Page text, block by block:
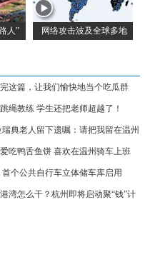
人” 网络攻击波及全球多地
这篇，让我们愉快地当个吃瓜群
绳教练 学生还把老师超越了！
典老人留下遗嘱：请把我留在温州
吃鸭舌鱼饼 喜欢在温州骑车上班
个公共自行车立体储车库启用
湾怎么干？杭州即将启动聚“钱”计